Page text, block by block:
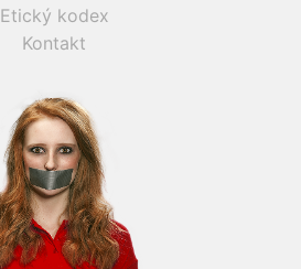
Etický kodex
Kontakt